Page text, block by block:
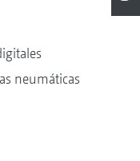
neumáticas